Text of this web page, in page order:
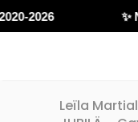
2026 ✨
Leïla Martial